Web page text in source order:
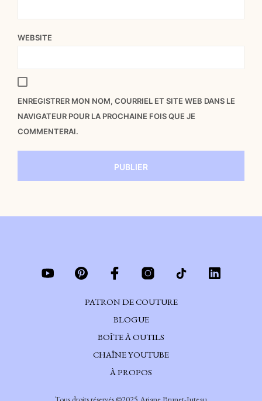
WEBSITE
ENREGISTRER MON NOM, COURRIEL ET SITE WEB DANS LE
NAVIGATEUR POUR LA PROCHAINE FOIS QUE JE
COMMENTERAI.
PATRON DE COUTURE
BLOGUE
BOÎTE À OUTILS
CHAÎNE YOUTUBE
À PROPOS